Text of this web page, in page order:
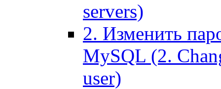
servers)
2. Изменить
MySQL (2.
user)